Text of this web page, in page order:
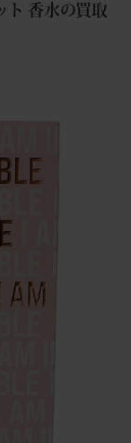
ト 香水の買取